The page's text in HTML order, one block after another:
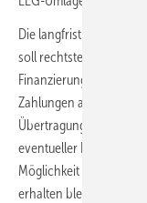
Die langfristige
soll rechtstechnisch
Finanzierung des EEG-
Zahlungen auf das
eventueller
Möglichkeit zur
erhalten bleiben. Man